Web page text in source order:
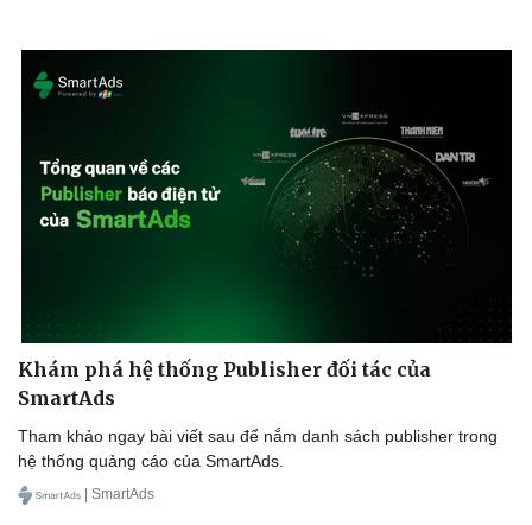
Tư vấn
Săn Tour
check-in
Câu chuyện thời sự
Kể chuyện cho bé
Hạt giống tâm hồn
Khám phá hệ thống Publisher đối tác của
SmartAds
Tham khảo ngay bài viết sau để nắm danh sách publisher trong
hệ thống quảng cáo của SmartAds.
| SmartAds